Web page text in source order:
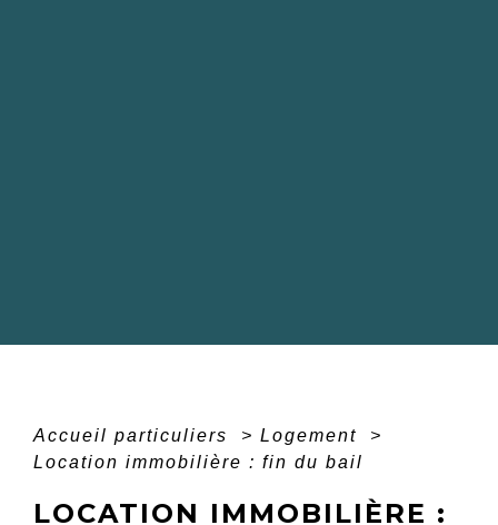
Accueil particuliers > Logement
>
Location immobilière : fin du bail
LOCATION IMMOBILIÈRE :